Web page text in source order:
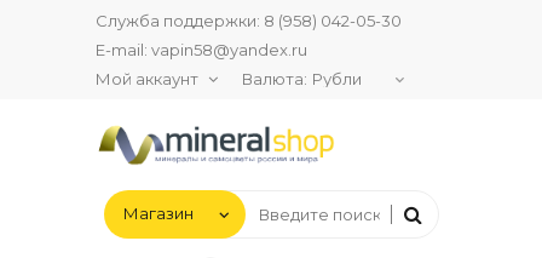
Служба поддержки: 8 (958) 042-05-30
E-mail: vapin58@yandex.ru
Мой аккаунт
Валюта: